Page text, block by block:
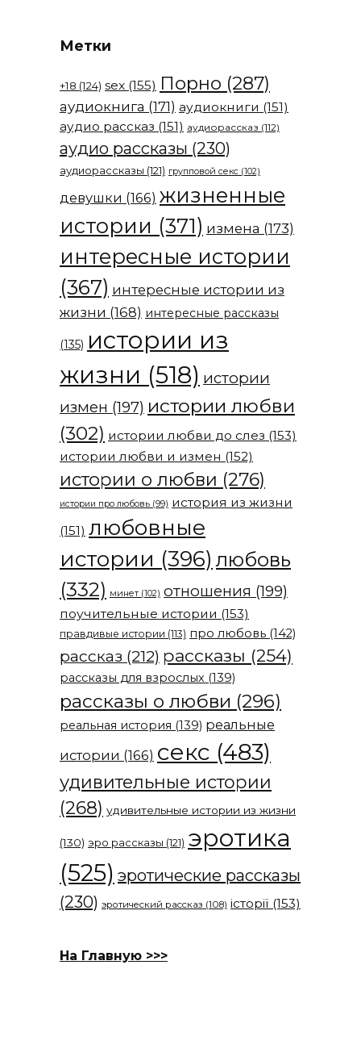
Метки
+18 (124) sex (155) Порно (287)
аудиокнига (171) аудиокниги (151)
аудио рассказ (151) аудиорассказ (112)
аудио рассказы (230)
аудиорассказы (121) групповой секс (102)
девушки (166) жизненные
истории (371) измена (173)
интересные истории
(367) интересные истории из
жизни (168) интересные рассказы
(135) истории из
жизни (518) истории
измен (197) истории любви
(302) истории любви до слез (153)
истории любви и измен (152)
истории о любви (276)
истории про любовь (99) история из жизни
(151) любовные
истории (396) любовь
(332) минет (102) отношения (199)
поучительные истории (153)
правдивые истории (113) про любовь (142)
рассказ (212) рассказы (254)
рассказы для взрослых (139)
рассказы о любви (296)
реальная история (139) реальные
истории (166) секс (483)
удивительные истории
(268) удивительные истории из жизни
(130) эро рассказы (121) эротика
(525) эротические рассказы
(230) эротический рассказ (108) історії (153)
На Главную >>>